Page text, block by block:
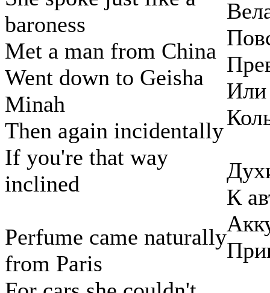
baroness
Met a man from China
Went down to Geisha
Minah
Then again incidentally
If you're that way
inclined
Perfume came naturally
from Paris
Или
К